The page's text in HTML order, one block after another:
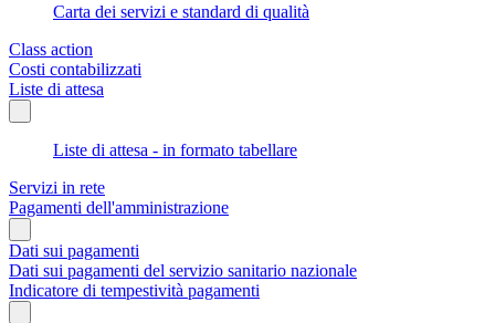
Carta dei servizi e standard di qualità
Class action
Costi contabilizzati
Liste di attesa
Liste di attesa - in formato tabellare
Servizi in rete
Pagamenti dell'amministrazione
Dati sui pagamenti
Dati sui pagamenti del servizio sanitario nazionale
Indicatore di tempestività pagamenti